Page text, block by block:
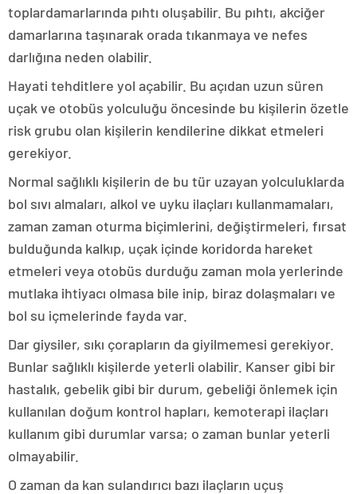
toplardamarlarında pıhtı oluşabilir. Bu pıhtı, akciğer
damarlarına taşınarak orada tıkanmaya ve nefes
darlığına neden olabilir.
Hayati tehditlere yol açabilir. Bu açıdan uzun süren
uçak ve otobüs yolculuğu öncesinde bu kişilerin özetle
risk grubu olan kişilerin kendilerine dikkat etmeleri
gerekiyor.
Normal sağlıklı kişilerin de bu tür uzayan yolculuklarda
bol sıvı almaları, alkol ve uyku ilaçları kullanmamaları,
zaman zaman oturma biçimlerini, değiştirmeleri, fırsat
bulduğunda kalkıp, uçak içinde koridorda hareket
etmeleri veya otobüs durduğu zaman mola yerlerinde
mutlaka ihtiyacı olmasa bile inip, biraz dolaşmaları ve
bol su içmelerinde fayda var.
Dar giysiler, sıkı çorapların da giyilmemesi gerekiyor.
Bunlar sağlıklı kişilerde yeterli olabilir. Kanser gibi bir
hastalık, gebelik gibi bir durum, gebeliği önlemek için
kullanılan doğum kontrol hapları, kemoterapi ilaçları
kullanım gibi durumlar varsa; o zaman bunlar yeterli
olmayabilir.
O zaman da kan sulandırıcı bazı ilaçların uçuş